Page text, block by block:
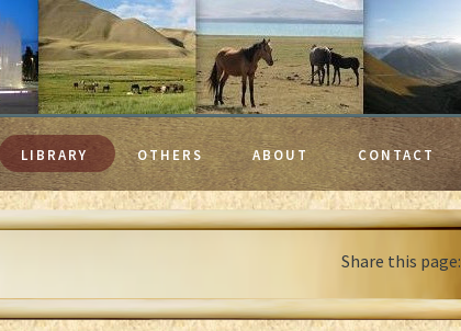
LIBRARY OTHERS ABOUT CONTACT
Share this page: